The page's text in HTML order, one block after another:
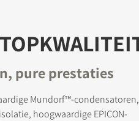
pure prestaties
Mundorf™-condensatoren,
hoogwaardige EPICON-